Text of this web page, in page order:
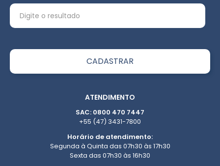
ATENDIMENTO
SAC: 0800 470 7447
+55 (47) 3431-7800
Horário de atendimento:
Segunda à Quinta das 07h30 às 17h30
Sexta das 07h30 às 16h30